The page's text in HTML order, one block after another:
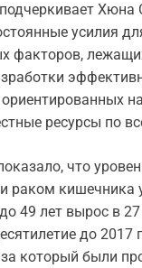
Хюна
усилия
факторов,
ресурсы по
что
раком кишечника
49 лет вырос в
до 2017
за который были